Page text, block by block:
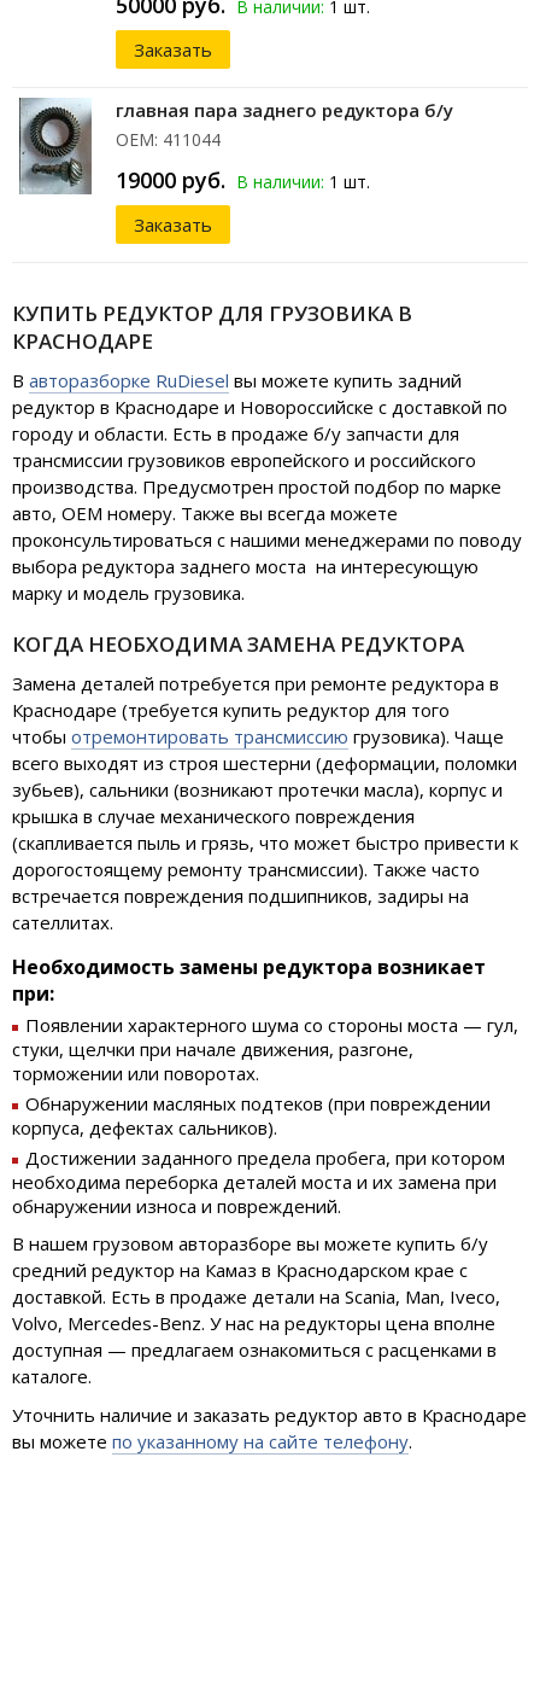
В наличии: 1 шт.
Заказать
главная пара заднего редуктора б/у
ОЕМ: 411044
19000 руб. В наличии: 1 шт.
Заказать
КУПИТЬ РЕДУКТОР ДЛЯ ГРУЗОВИКА В
КРАСНОДАРЕ
В авторазборке RuDiesel вы можете купить задний
редуктор в Краснодаре и Новороссийске с доставкой по
городу и области. Есть в продаже б/у запчасти для
трансмиссии грузовиков европейского и российского
производства. Предусмотрен простой подбор по марке
авто, OEM номеру. Также вы всегда можете
проконсультироваться с нашими менеджерами по поводу
выбора редуктора заднего моста на интересующую
марку и модель грузовика.
КОГДА НЕОБХОДИМА ЗАМЕНА РЕДУКТОРА
Замена деталей потребуется при ремонте редуктора в
Краснодаре (требуется купить редуктор для того
чтобы отремонтировать трансмиссию грузовика). Чаще
всего выходят из строя шестерни (деформации, поломки
зубьев), сальники (возникают протечки масла), корпус и
крышка в случае механического повреждения
(скапливается пыль и грязь, что может быстро привести к
дорогостоящему ремонту трансмиссии). Также часто
встречается повреждения подшипников, задиры на
сателлитах.
Необходимость замены редуктора возникает
при:
Появлении характерного шума со стороны моста — гул,
стуки, щелчки при начале движения, разгоне,
торможении или поворотах.
Обнаружении масляных подтеков (при повреждении
корпуса, дефектах сальников).
Достижении заданного предела пробега, при котором
необходима переборка деталей моста и их замена при
обнаружении износа и повреждений.
В нашем грузовом авторазборе вы можете купить б/у
средний редуктор на Камаз в Краснодарском крае с
доставкой. Есть в продаже детали на Scania, Man, Iveco,
Volvo, Mercedes-Benz. У нас на редукторы цена вполне
доступная — предлагаем ознакомиться с расценками в
каталоге.
Уточнить наличие и заказать редуктор авто в Краснодаре
вы можете по указанному на сайте телефону.